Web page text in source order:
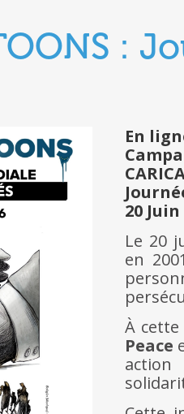
:
En
20 Juin
Le 20
en
À
Peace
action